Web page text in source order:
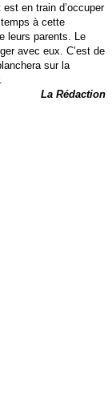
en train d’occuper
à cette
leurs parents. Le
avec eux. C’est de
sur la
La Rédaction